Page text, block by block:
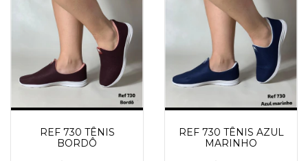
REF 730 TÊNIS
BORDÔ
REF 730 TÊNIS AZUL
MARINHO